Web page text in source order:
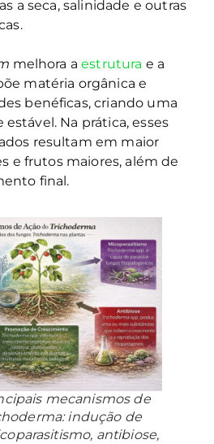
a seca, salinidade e outras
melhora aestrutura e a
matéria orgânica e
benéficas, criando uma
estável. Na prática, esses
resultam em maior
e frutos maiores, além de
final.
mecanismos de
: indução de
antibiose,